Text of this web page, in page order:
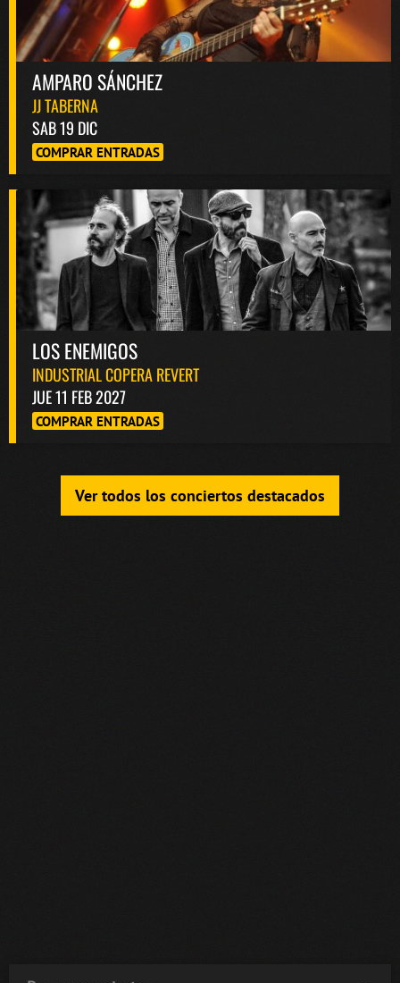
AMPARO SÁNCHEZ
JJ TABERNA
SAB 19 DIC
COMPRAR ENTRADAS
LOS ENEMIGOS
INDUSTRIAL COPERA REVERT
JUE 11 FEB 2027
COMPRAR ENTRADAS
Ver todos los conciertos destacados